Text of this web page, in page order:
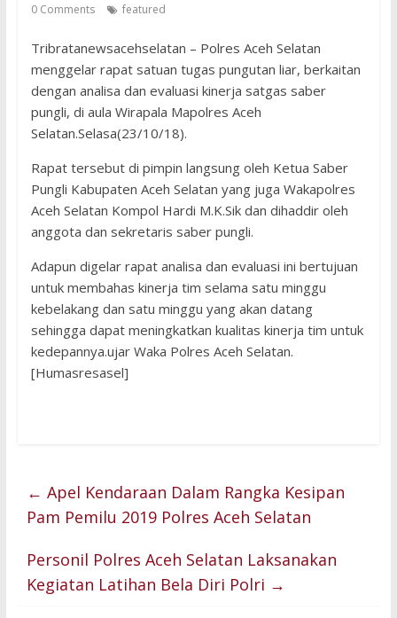
0 Comments
featured
Tribratanewsacehselatan – Polres Aceh Selatan
menggelar rapat satuan tugas pungutan liar, berkaitan
dengan analisa dan evaluasi kinerja satgas saber
pungli, di aula Wirapala Mapolres Aceh
Selatan.Selasa(23/10/18).
Rapat tersebut di pimpin langsung oleh Ketua Saber
Pungli Kabupaten Aceh Selatan yang juga Wakapolres
Aceh Selatan Kompol Hardi M.K.Sik dan dihaddir oleh
anggota dan sekretaris saber pungli.
Adapun digelar rapat analisa dan evaluasi ini bertujuan
untuk membahas kinerja tim selama satu minggu
kebelakang dan satu minggu yang akan datang
sehingga dapat meningkatkan kualitas kinerja tim untuk
kedepannya.ujar Waka Polres Aceh Selatan.
[Humasresasel]
← Apel Kendaraan Dalam Rangka Kesipan
Pam Pemilu 2019 Polres Aceh Selatan
Personil Polres Aceh Selatan Laksanakan
Kegiatan Latihan Bela Diri Polri →